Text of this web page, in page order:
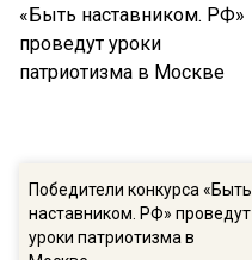
Победители конкурса «Быть
наставником. РФ» проведут
уроки патриотизма в